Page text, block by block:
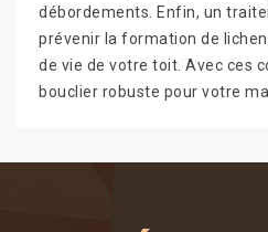
débordements. Enfin, un
prévenir la formation de
de vie de votre toit. Avec ces
bouclier robuste pour votre